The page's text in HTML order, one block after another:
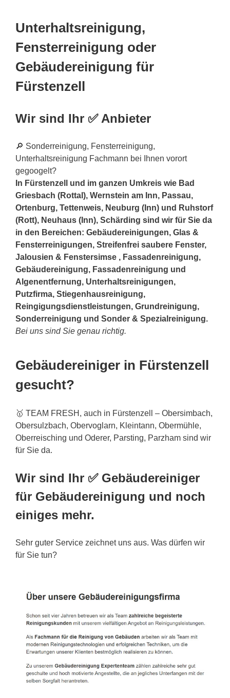
Unterhaltsreinigung,
Fensterreinigung oder
Gebäudereinigung für
Fürstenzell
Wir sind Ihr ✅ Anbieter
🔎 Sonderreinigung, Fensterreinigung,
Unterhaltsreinigung Fachmann bei Ihnen vorort
gegoogelt?
In Fürstenzell und im ganzen Umkreis wie Bad
Griesbach (Rottal), Wernstein am Inn, Passau,
Ortenburg, Tettenweis, Neuburg (Inn) und Ruhstorf
(Rott), Neuhaus (Inn), Schärding sind wir für Sie da
in den Bereichen: Gebäudereinigungen, Glas &
Fensterreinigungen, Streifenfrei saubere Fenster,
Jalousien & Fenstersimse , Fassadenreinigung,
Gebäudereinigung, Fassadenreinigung und
Algenentfernung, Unterhaltsreinigungen,
Putzfirma, Stiegenhausreinigung,
Reingigungsdienstleistungen, Grundreinigung,
Sonderreinigung und Sonder & Spezialreinigung.
Bei uns sind Sie genau richtig.
Gebäudereiniger in Fürstenzell
gesucht?
🥇 TEAM FRESH, auch in Fürstenzell – Obersimbach,
Obersulzbach, Obervoglarn, Kleintann, Obermühle,
Oberreisching und Oderer, Parsting, Parzham sind wir
für Sie da.
Wir sind Ihr ✅ Gebäudereiniger
für Gebäudereinigung und noch
einiges mehr.
Sehr guter Service zeichnet uns aus. Was dürfen wir
für Sie tun?